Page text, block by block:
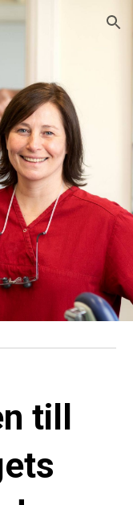
Skip to navigation
till